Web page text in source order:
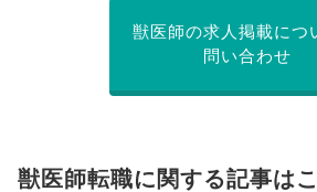
獣医師の求人掲載につ
問い合わせ
獣医師転職に関する記事は